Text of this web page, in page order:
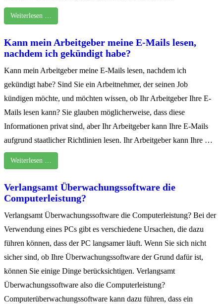
Weiterlesen …
Kann mein Arbeitgeber meine E-Mails lesen,
nachdem ich gekündigt habe?
Kann mein Arbeitgeber meine E-Mails lesen, nachdem ich
gekündigt habe? Sind Sie ein Arbeitnehmer, der seinen Job
kündigen möchte, und möchten wissen, ob Ihr Arbeitgeber Ihre E-
Mails lesen kann? Sie glauben möglicherweise, dass diese
Informationen privat sind, aber Ihr Arbeitgeber kann Ihre E-Mails
aufgrund staatlicher Richtlinien lesen. Ihr Arbeitgeber kann Ihre …
Weiterlesen …
Verlangsamt Überwachungssoftware die
Computerleistung?
Verlangsamt Überwachungssoftware die Computerleistung? Bei der
Verwendung eines PCs gibt es verschiedene Ursachen, die dazu
führen können, dass der PC langsamer läuft. Wenn Sie sich nicht
sicher sind, ob Ihre Überwachungssoftware der Grund dafür ist,
können Sie einige Dinge berücksichtigen. Verlangsamt
Überwachungssoftware also die Computerleistung?
Computerüberwachungssoftware kann dazu führen, dass ein